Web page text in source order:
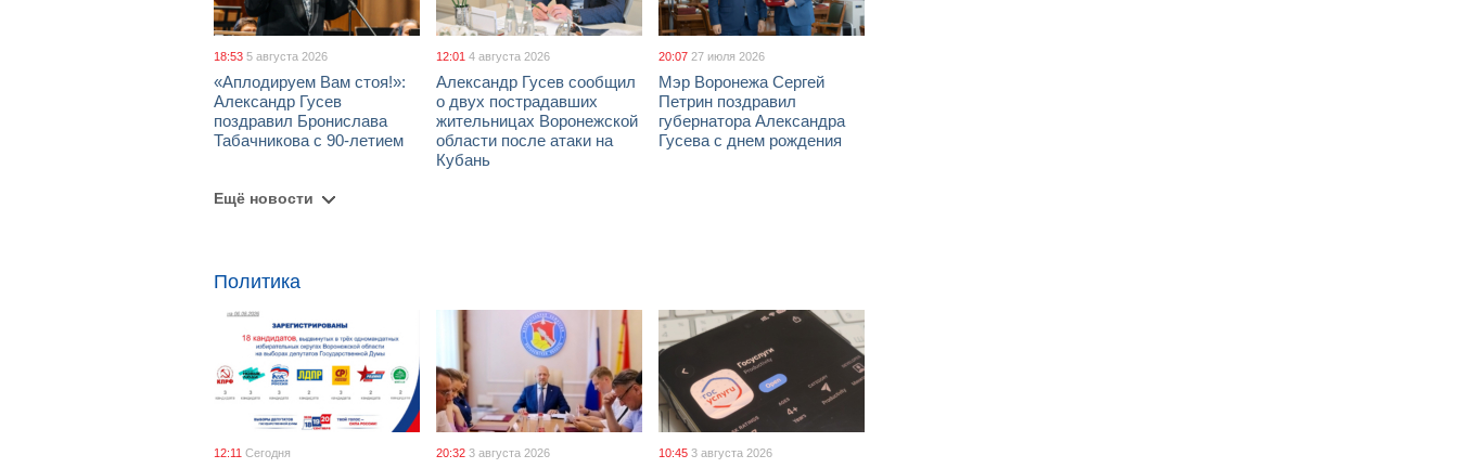
18:53 5 августа 2026
«Аплодируем Вам стоя!»:
Александр Гусев
поздравил Бронислава
Табачникова с 90-летием
12:01 4 августа 2026
Александр Гусев сообщил
о двух пострадавших
жительницах Воронежской
области после атаки на
Кубань
20:07 27 июля 2026
Мэр Воронежа Сергей
Петрин поздравил
губернатора Александра
Гусева с днем рождения
Ещё новости
Политика
12:11 Сегодня 20:32 3 августа 2026 10:45 3 августа 2026